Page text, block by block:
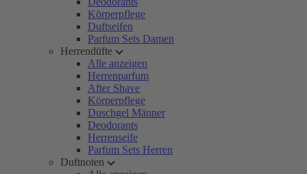
Körperpflege
Duftseifen
Parfum Sets Damen
Herrendüfte
Alle anzeigen
Herrenparfum
After Shave
Körperpflege
Duschgel Männer
Deodorants
Herrenseife
Parfum Sets Herren
Duftnoten